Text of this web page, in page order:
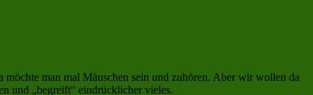
man mal Mäuschen sein und zuhören. Aber wir wollen da
und „begreift“ eindrücklicher vieles.